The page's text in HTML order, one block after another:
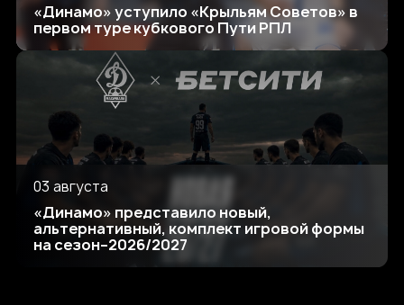
«Динамо» уступило «Крыльям Советов» в
первом туре кубкового Пути РПЛ
03 августа
«Динамо» представило новый,
альтернативный, комплект игровой формы
на сезон–2026/2027